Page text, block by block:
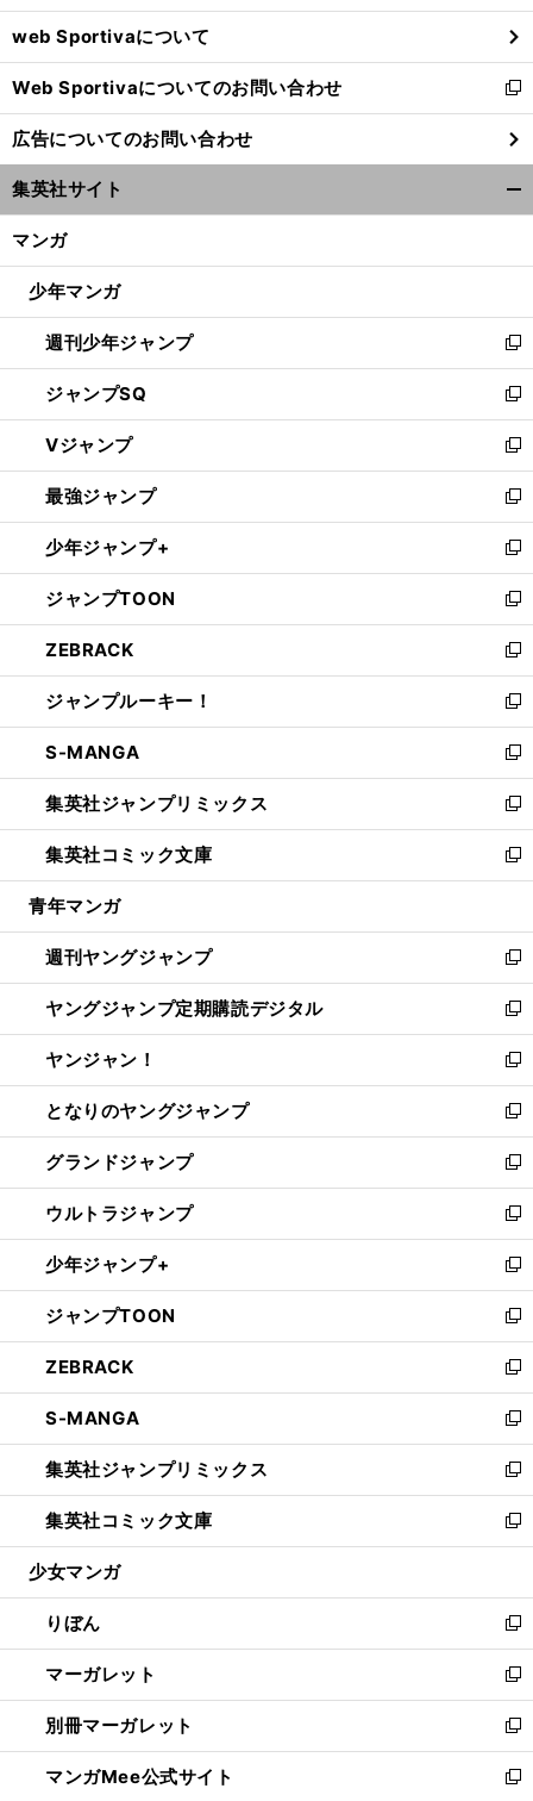
ウ
で
開
く
web Sportivaについて
Web Sportivaについてのお問い合わせ
新
し
い
ウ
ィ
ン
ウ
開
く
広告についてのお問い合わせ
集英社サイト
マンガ
少年マンガ
週刊少年ジャンプ
新
し
い
ウ
ィ
ン
ド
ウ
で
開
く
ジャンプSQ
新
し
い
ウ
ィ
ン
ド
ウ
で
開
く
Vジャンプ
新
し
い
ウ
ィ
ン
ド
ウ
で
開
く
最強ジャンプ
新
し
い
ウ
ィ
ン
ド
ウ
で
開
く
少年ジャンプ+
新
し
い
ウ
ィ
ン
ド
ウ
で
開
く
ジャンプTOON
新
し
い
ウ
ィ
ン
ド
ウ
で
開
く
ZEBRACK
新
し
い
ウ
ィ
ン
ド
ウ
で
開
ジャンプルーキー！
新
し
い
ウ
ィ
ン
ド
ウ
開
く
S-MANGA
新
し
い
ウ
ィ
ン
ウ
で
開
く
集英社ジャンプリミックス
新
し
い
ウ
ン
ド
ウ
で
開
く
集英社コミック文庫
新
し
ウ
ィ
ン
ド
ウ
で
開
く
青年マンガ
週刊ヤングジャンプ
新
し
い
ウ
ィ
ン
ド
ウ
で
開
く
ヤングジャンプ定期購読デジタル
新
し
い
ウ
ィ
ン
ド
ウ
で
開
く
ヤンジャン！
新
し
い
ウ
ィ
ン
ド
ウ
で
開
く
となりのヤングジャンプ
新
し
い
ウ
ィ
ン
ド
ウ
で
開
く
グランドジャンプ
新
し
い
ウ
ィ
ン
ド
ウ
で
開
く
ウルトラジャンプ
新
し
い
ウ
ィ
ン
ド
ウ
で
開
く
少年ジャンプ+
新
し
い
ウ
ィ
ン
ド
ウ
で
開
く
ジャンプTOON
新
し
い
ウ
ィ
ン
ド
ウ
で
開
ZEBRACK
新
し
い
ウ
ィ
ン
ド
ウ
開
く
S-MANGA
新
し
い
ウ
ィ
ン
ウ
で
開
く
集英社ジャンプリミックス
新
し
い
ウ
ン
ド
ウ
で
開
く
集英社コミック文庫
新
し
ウ
ィ
ン
ド
ウ
で
開
く
少女マンガ
りぼん
新
し
い
ウ
ィ
ン
ド
マーガレット
新
し
い
ウ
ィ
別冊マーガレット
新
し
い
マンガMee公式サイト
新